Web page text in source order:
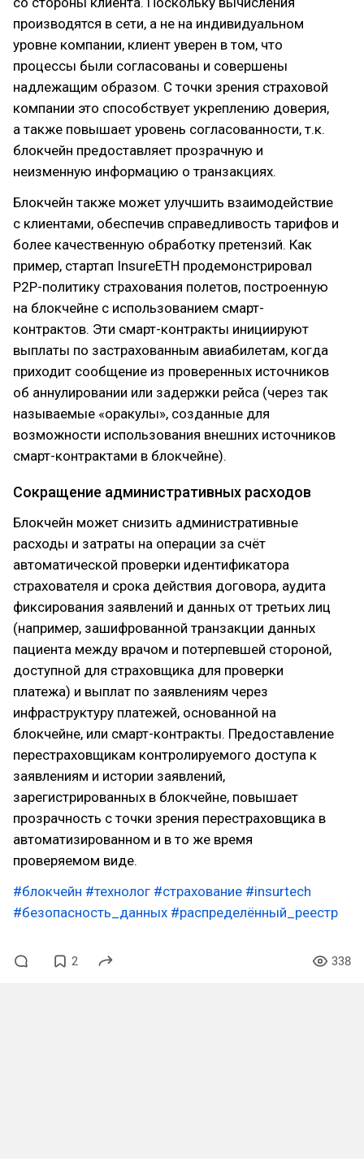
производятся в сети, а не на индивидуальном
уровне компании, клиент уверен в том, что
процессы были согласованы и совершены
надлежащим образом. С точки зрения страховой
компании это способствует укреплению доверия,
а также повышает уровень согласованности, т.к.
блокчейн предоставляет прозрачную и
неизменную информацию о транзакциях.
Блокчейн также может улучшить взаимодействие
с клиентами, обеспечив справедливость тарифов и
более качественную обработку претензий. Как
пример, стартап InsureETH продемонстрировал
P2P-политику страхования полетов, построенную
на блокчейне с использованием смарт-
контрактов. Эти смарт-контракты инициируют
выплаты по застрахованным авиабилетам, когда
приходит сообщение из проверенных источников
об аннулировании или задержки рейса (через так
называемые «оракулы», созданные для
возможности использования внешних источников
смарт-контрактами в блокчейне).
Сокращение административных расходов
Блокчейн может снизить административные
расходы и затраты на операции за счёт
автоматической проверки идентификатора
страхователя и срока действия договора, аудита
фиксирования заявлений и данных от третьих лиц
(например, зашифрованной транзакции данных
пациента между врачом и потерпевшей стороной,
доступной для страховщика для проверки
платежа) и выплат по заявлениям через
инфраструктуру платежей, основанной на
блокчейне, или смарт-контракты. Предоставление
перестраховщикам контролируемого доступа к
заявлениям и истории заявлений,
зарегистрированных в блокчейне, повышает
прозрачность с точки зрения перестраховщика в
автоматизированном и в то же время
проверяемом виде.
#блокчейн #технолог #страхование #insurtech
#безопасность_данных #распределённый_реестр
2 338